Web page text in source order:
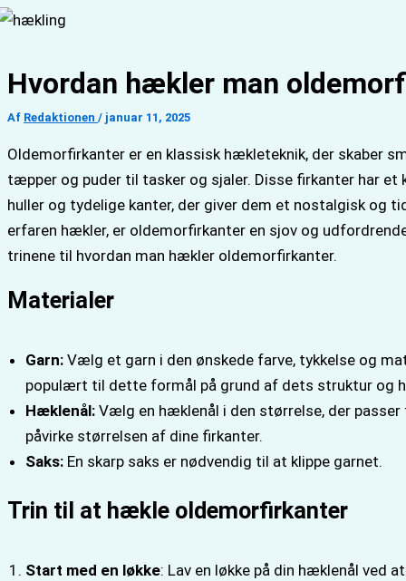
Gå
indholdet
Hvordan hækler man
Af Redaktionen / januar 11, 2025
Oldemorfirkanter er en klassisk hækleteknik, der skaber
tæpper og puder til tasker og sjaler. Disse firkanter har
huller og tydelige kanter, der giver dem et nostalgisk og
erfaren hækler, er oldemorfirkanter en sjov og
trinene til hvordan man hækler oldemorfirkanter.
Materialer
Garn: Vælg et garn i den ønskede farve, tykkelse og
populært til dette formål på grund af dets struktur og
Hæklenål: Vælg en hæklenål i den størrelse, der
påvirke størrelsen af dine firkanter.
Saks: En skarp saks er nødvendig til at klippe garnet.
Trin til at hækle oldemorfirkanter
Start med en løkke: Lav en løkke på din hæklenål ved